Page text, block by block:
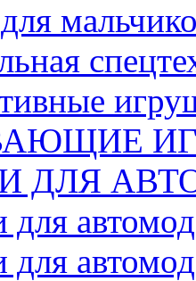
ДЛЯ
для
для